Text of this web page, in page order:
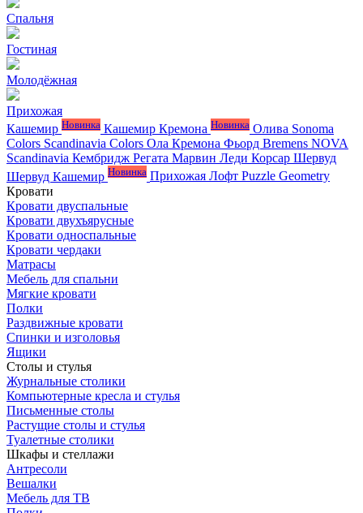
Спальня
Гостиная
Молодёжная
Прихожая
Кашемир Новинка Кашемир Кремона Новинка Олива Sonoma
Colors Scandinavia Colors Ола Кремона Фьорд Bremens NOVA
Scandinavia Кембридж Регата Марвин Леди Корсар Шервуд
Шервуд Кашемир Новинка Прихожая Лофт Puzzle Geometry
Кровати
Кровати двуспальные
Кровати двухъярусные
Кровати односпальные
Кровати чердаки
Матрасы
Мебель для спальни
Мягкие кровати
Полки
Раздвижные кровати
Спинки и изголовья
Ящики
Столы и стулья
Журнальные столики
Компьютерные кресла и стулья
Письменные столы
Растущие столы и стулья
Туалетные столики
Шкафы и стеллажи
Антресоли
Вешалки
Мебель для ТВ